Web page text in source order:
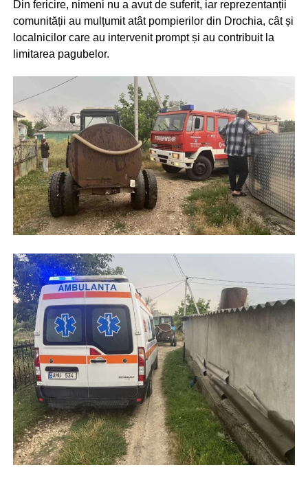
Din fericire, nimeni nu a avut de suferit, iar reprezentanții
comunității au mulțumit atât pompierilor din Drochia, cât și
localnicilor care au intervenit prompt și au contribuit la
limitarea pagubelor.